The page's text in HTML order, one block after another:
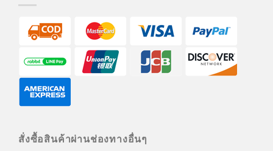
สั่งซื้อสินค้าผ่านช่องทางอื่นๆ